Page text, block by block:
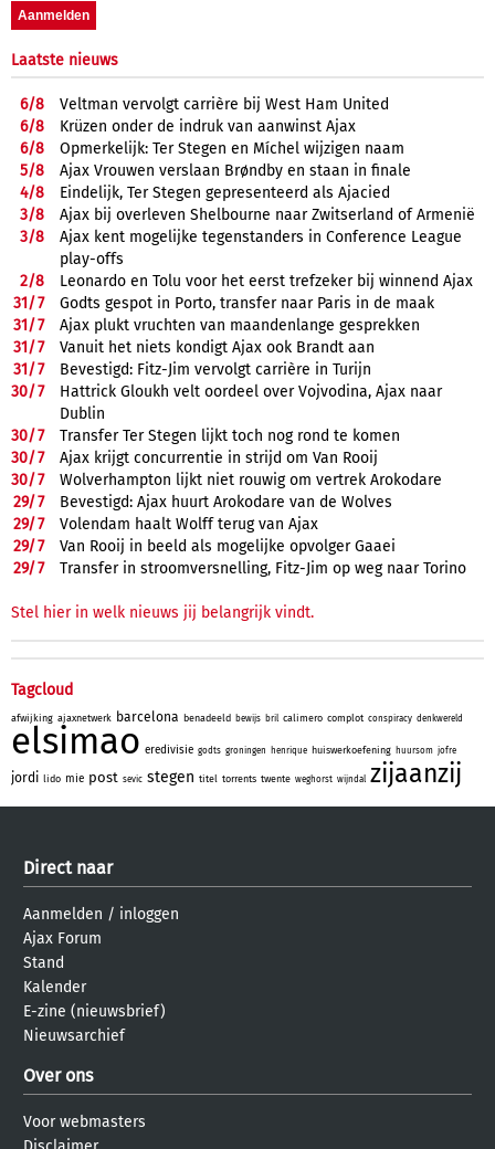
Laatste nieuws
6/8
Veltman vervolgt carrière bij West Ham United
6/8
Krüzen onder de indruk van aanwinst Ajax
6/8
Opmerkelijk: Ter Stegen en Míchel wijzigen naam
5/8
Ajax Vrouwen verslaan Brøndby en staan in finale
4/8
Eindelijk, Ter Stegen gepresenteerd als Ajacied
3/8
Ajax bij overleven Shelbourne naar Zwitserland of Armenië
3/8
Ajax kent mogelijke tegenstanders in Conference League
play-offs
2/8
Leonardo en Tolu voor het eerst trefzeker bij winnend Ajax
31/7
Godts gespot in Porto, transfer naar Paris in de maak
31/7
Ajax plukt vruchten van maandenlange gesprekken
31/7
Vanuit het niets kondigt Ajax ook Brandt aan
31/7
Bevestigd: Fitz-Jim vervolgt carrière in Turijn
30/7
Hattrick Gloukh velt oordeel over Vojvodina, Ajax naar
Dublin
30/7
Transfer Ter Stegen lijkt toch nog rond te komen
30/7
Ajax krijgt concurrentie in strijd om Van Rooij
30/7
Wolverhampton lijkt niet rouwig om vertrek Arokodare
29/7
Bevestigd: Ajax huurt Arokodare van de Wolves
29/7
Volendam haalt Wolff terug van Ajax
29/7
Van Rooij in beeld als mogelijke opvolger Gaaei
29/7 Transfer in stroomversnelling, Fitz-Jim op weg naar Torino
Stel hier in welk nieuws jij belangrijk vindt.
Tagcloud
afwijking ajaxnetwerk barcelona benadeeld bewijs bril calimero complot conspiracy denkwereld
elsimao eredivisie godts groningen henrique huiswerkoefening huursom jofre
jordi lido mie post sevic stegen titel torrents twente weghorst wijndal zijaanzij
Direct naar
Aanmelden / inloggen
Ajax Forum
Stand
Kalender
E-zine (nieuwsbrief)
Nieuwsarchief
Over ons
Voor webmasters